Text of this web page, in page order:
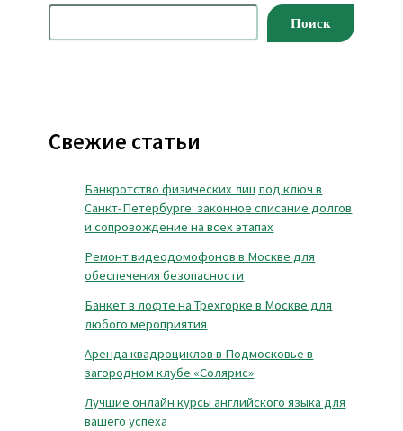
Поиск
Свежие статьи
Банкротство физических лиц под ключ в
Санкт-Петербурге: законное списание долгов
и сопровождение на всех этапах
Ремонт видеодомофонов в Москве для
обеспечения безопасности
Банкет в лофте на Трехгорке в Москве для
любого мероприятия
Аренда квадроциклов в Подмосковье в
загородном клубе «Солярис»
Лучшие онлайн курсы английского языка для
вашего успеха